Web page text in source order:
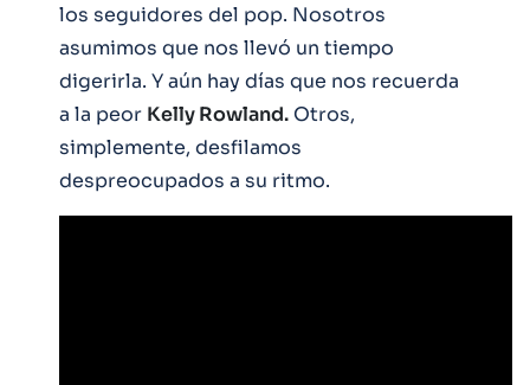
los seguidores del pop. Nosotros
asumimos que nos llevó un tiempo
digerirla. Y aún hay días que nos recuerda
a la peor Kelly Rowland. Otros,
simplemente, desfilamos
despreocupados a su ritmo.